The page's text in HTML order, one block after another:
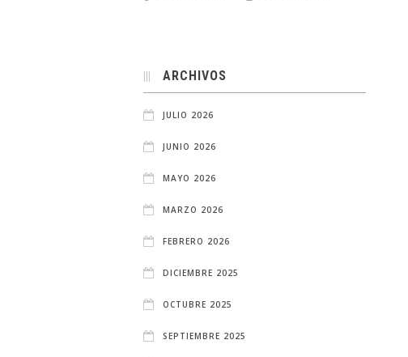
ARCHIVOS
JULIO 2026
JUNIO 2026
MAYO 2026
MARZO 2026
FEBRERO 2026
DICIEMBRE 2025
OCTUBRE 2025
SEPTIEMBRE 2025